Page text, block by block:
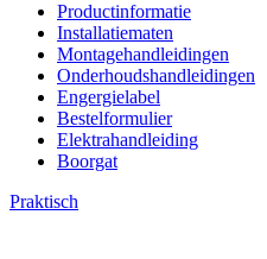
Productinformatie
Installatiematen
Montagehandleidingen
Onderhoudshandleidingen
Engergielabel
Bestelformulier
Elektrahandleiding
Boorgat
Praktisch